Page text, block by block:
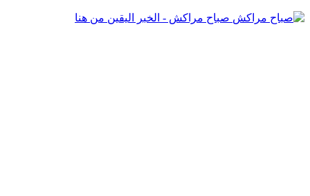
صباح مراكش - الخبر اليقين من هنا